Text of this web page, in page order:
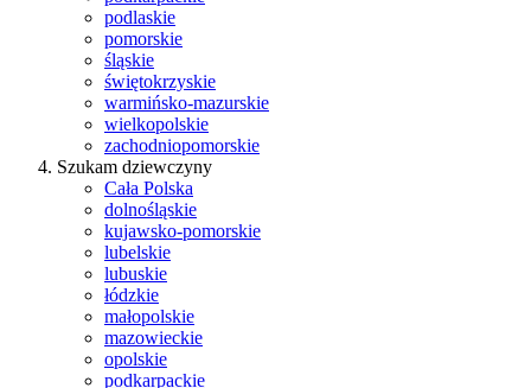
podlaskie
pomorskie
śląskie
świętokrzyskie
warmińsko-mazurskie
wielkopolskie
zachodniopomorskie
Szukam dziewczyny
Cała Polska
dolnośląskie
kujawsko-pomorskie
lubelskie
lubuskie
łódzkie
małopolskie
mazowieckie
opolskie
podkarpackie